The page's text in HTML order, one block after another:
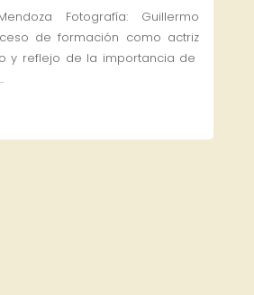
Fotografía: Guillermo
de formación como actriz
y reflejo de la importancia de